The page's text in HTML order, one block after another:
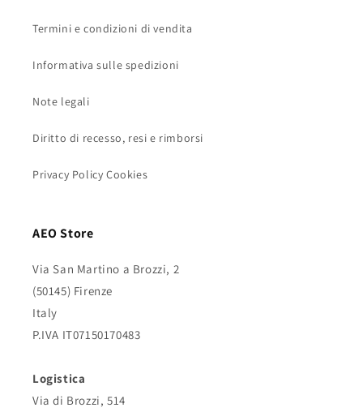
Termini e condizioni di vendita
Informativa sulle spedizioni
Note legali
Diritto di recesso, resi e rimborsi
Privacy Policy Cookies
AEO Store
Via San Martino a Brozzi, 2
(50145) Firenze
Italy
P.IVA IT07150170483
Logistica
Via di Brozzi, 514